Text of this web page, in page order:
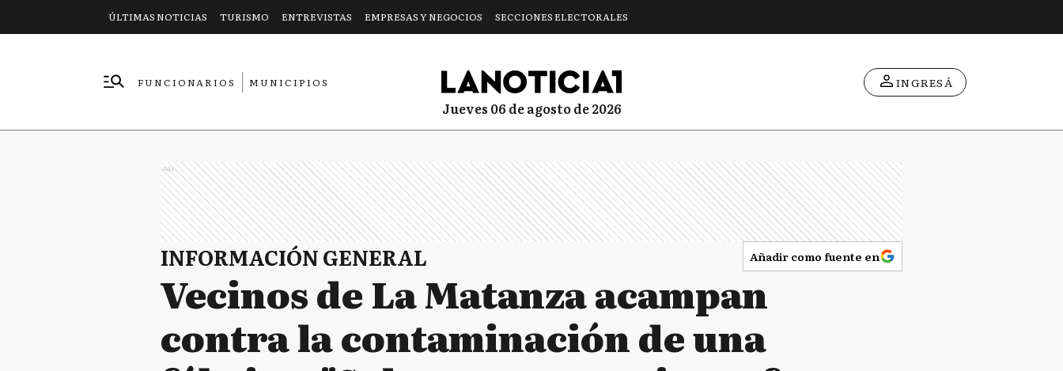
ÚLTIMAS NOTICIAS TURISMO ENTREVISTAS EMPRESAS Y NEGOCIOS SECCIONES ELECTORALES
FUNCIONARIOS
MUNICIPIOS
jueves 06 de agosto de 2026
INGRESÁ
Ads
INFORMACIÓN GENERAL Añadir como fuente en
Vecinos de La Matanza acampan
contra la contaminación de una